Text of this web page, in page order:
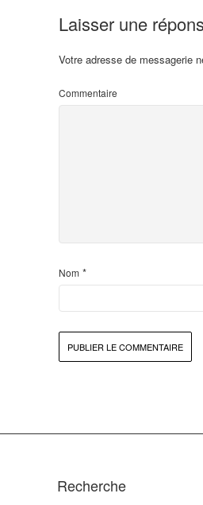
Laisser une
Votre adresse de messagerie
Commentaire
Nom *
Recherche